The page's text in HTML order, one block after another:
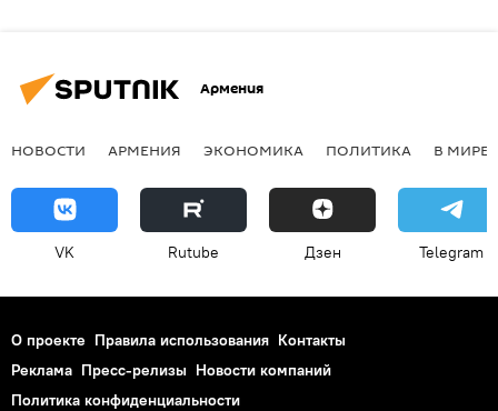
Армения
НОВОСТИ АРМЕНИЯ ЭКОНОМИКА ПОЛИТИКА В МИРЕ
VK Rutube Дзен Telegram
О проекте Правила использования Контакты
Реклама Пресс-релизы Новости компаний
Политика конфиденциальности